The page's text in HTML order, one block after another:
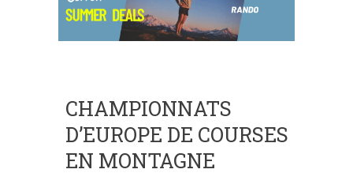
CHAMPIONNATS
D’EUROPE DE COURSES
EN MONTAGNE